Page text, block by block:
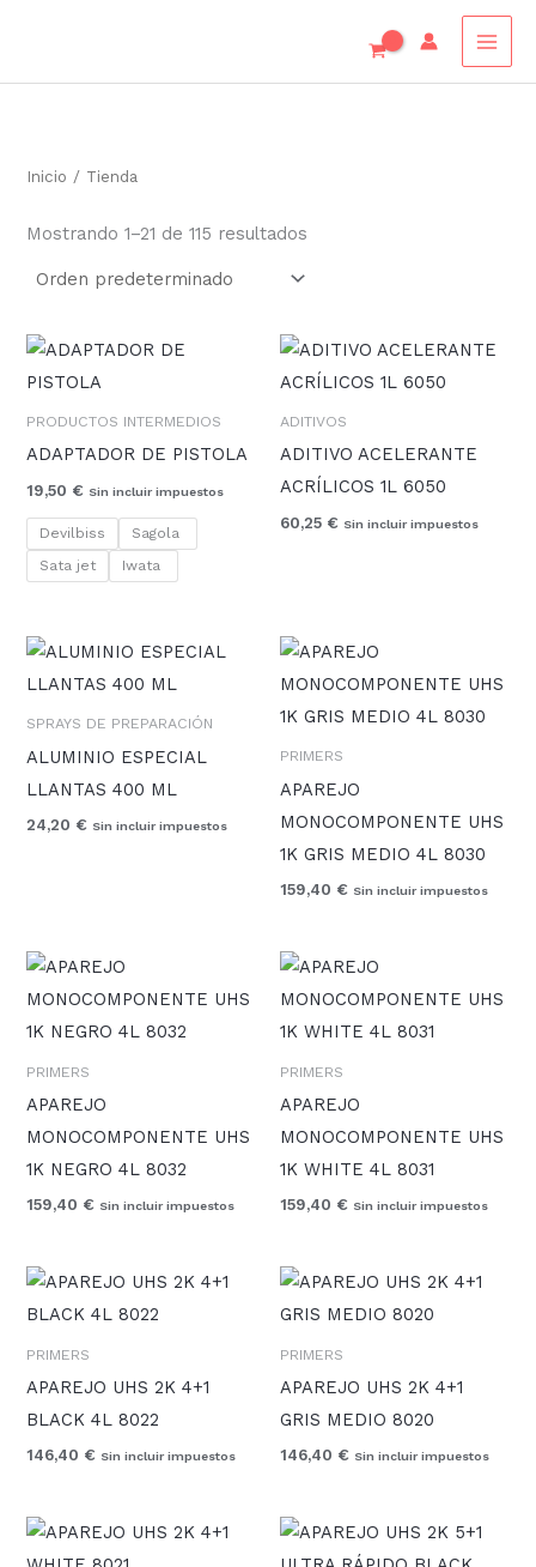
contenido
Inicio / Tienda
Mostrando 1–21 de 115 resultados
PRODUCTOS INTERMEDIOS
ADAPTADOR DE PISTOLA
19,50 € Sin incluir impuestos
Devilbiss
Sagola
Sata jet
Iwata
ADITIVOS
ADITIVO ACELERANTE
ACRÍLICOS 1L 6050
60,25 € Sin incluir impuestos
SPRAYS DE PREPARACIÓN
ALUMINIO ESPECIAL
LLANTAS 400 ML
24,20 € Sin incluir impuestos
PRIMERS
APAREJO
MONOCOMPONENTE UHS
1K GRIS MEDIO 4L 8030
159,40 € Sin incluir impuestos
PRIMERS
APAREJO
MONOCOMPONENTE UHS
1K NEGRO 4L 8032
159,40 € Sin incluir impuestos
PRIMERS
APAREJO
MONOCOMPONENTE UHS
1K WHITE 4L 8031
159,40 € Sin incluir impuestos
PRIMERS
APAREJO UHS 2K 4+1
BLACK 4L 8022
146,40 € Sin incluir impuestos
PRIMERS
APAREJO UHS 2K 4+1
GRIS MEDIO 8020
146,40 € Sin incluir impuestos